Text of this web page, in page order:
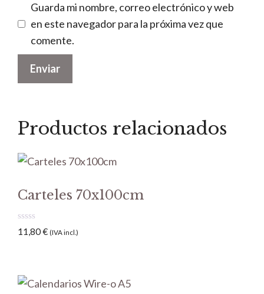
Guarda mi nombre, correo electrónico y web
en este navegador para la próxima vez que
comente.
Productos relacionados
Carteles 70x100cm
0
d
11,80€ (IVA incl.)